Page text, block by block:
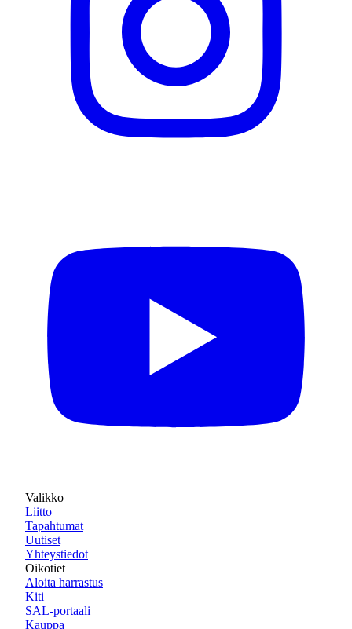
Valikko
Liitto
Tapahtumat
Uutiset
Yhteystiedot
Oikotiet
Aloita harrastus
Kiti
SAL-portaali
Kauppa